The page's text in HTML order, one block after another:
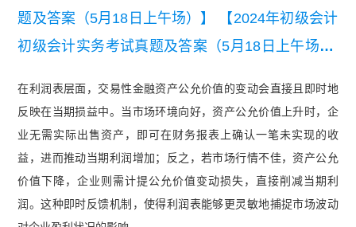
题及答案（5月18日上午场）】
【2024年初级会计
初级会计实务考试真题及答案（5月18日上午场）.
在利润表层面，交易性金融资产公允价值的变动会直接且即时地
反映在当期损益中。当市场环境向好，资产公允价值上升时，企
业无需实际出售资产，即可在财务报表上确认一笔未实现的收
益，进而推动当期利润增加；反之，若市场行情不佳，资产公允
价值下降，企业则需计提公允价值变动损失，直接削减当期利
润。这种即时反馈机制，使得利润表能够更灵敏地捕捉市场波动